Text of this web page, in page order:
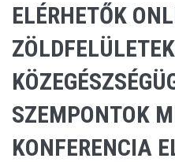
ELÉRHETŐK
SZEMPONTOK
KONFERENCIA